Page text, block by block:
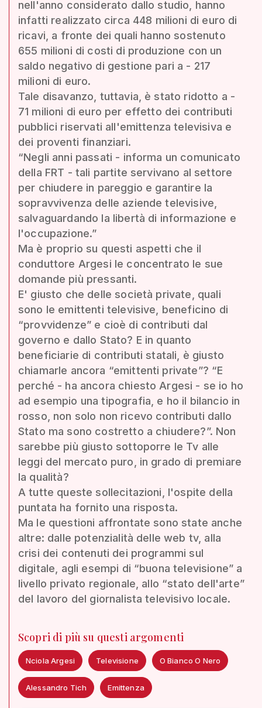
nell'anno considerato dallo studio, hanno
infatti realizzato circa 448 milioni di euro di
ricavi, a fronte dei quali hanno sostenuto
655 milioni di costi di produzione con un
saldo negativo di gestione pari a - 217
milioni di euro.
Tale disavanzo, tuttavia, è stato ridotto a -
71 milioni di euro per effetto dei contributi
pubblici riservati all'emittenza televisiva e
dei proventi finanziari.
“Negli anni passati - informa un comunicato
della FRT - tali partite servivano al settore
per chiudere in pareggio e garantire la
sopravvivenza delle aziende televisive,
salvaguardando la libertà di informazione e
l'occupazione.”
Ma è proprio su questi aspetti che il
conduttore Argesi le concentrato le sue
domande più pressanti.
E' giusto che delle società private, quali
sono le emittenti televisive, beneficino di
“provvidenze” e cioè di contributi dal
governo e dallo Stato? E in quanto
beneficiarie di contributi statali, è giusto
chiamarle ancora “emittenti private”? “E
perché - ha ancora chiesto Argesi - se io ho
ad esempio una tipografia, e ho il bilancio in
rosso, non solo non ricevo contributi dallo
Stato ma sono costretto a chiudere?”. Non
sarebbe più giusto sottoporre le Tv alle
leggi del mercato puro, in grado di premiare
la qualità?
A tutte queste sollecitazioni, l'ospite della
puntata ha fornito una risposta.
Ma le questioni affrontate sono state anche
altre: dalle potenzialità delle web tv, alla
crisi dei contenuti dei programmi sul
digitale, agli esempi di “buona televisione” a
livello privato regionale, allo “stato dell'arte”
del lavoro del giornalista televisivo locale.
Scopri di più su questi argomenti
Nciola Argesi Televisione O Bianco O Nero
Alessandro Tich Emittenza